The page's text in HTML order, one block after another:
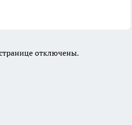
отключены.